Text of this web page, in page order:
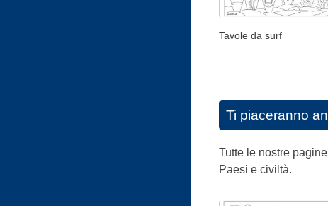
Tavole da surf
Ti piaceranno
Tutte le nostre
Paesi e civiltà.